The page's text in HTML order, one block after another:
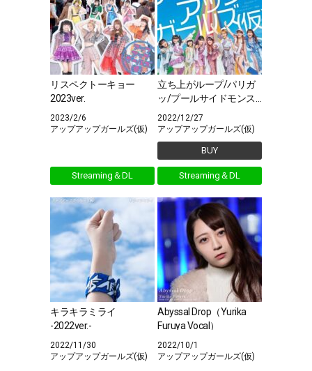
リスペクトーキョー
2023ver.
2023/2/6
アップアップガールズ(仮)
Streaming＆DL
立ち上がループ/パリガ
ッ/プールサイドモンス
ター ～情熱編～
2022/12/27
アップアップガールズ(仮)
BUY
Streaming＆DL
キラキラミライ
-2022ver.-
2022/11/30
アップアップガールズ(仮)
Abyssal Drop（Yurika
Furuya Vocal）
2022/10/1
アップアップガールズ(仮)